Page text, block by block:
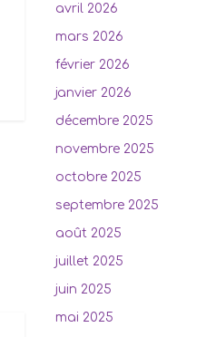
avril 2026
mars 2026
février 2026
janvier 2026
décembre 2025
novembre 2025
octobre 2025
septembre 2025
août 2025
juillet 2025
juin 2025
mai 2025